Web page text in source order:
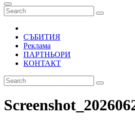
СЪБИТИЯ
Реклама
ПАРТНЬОРИ
КОНТАКТ